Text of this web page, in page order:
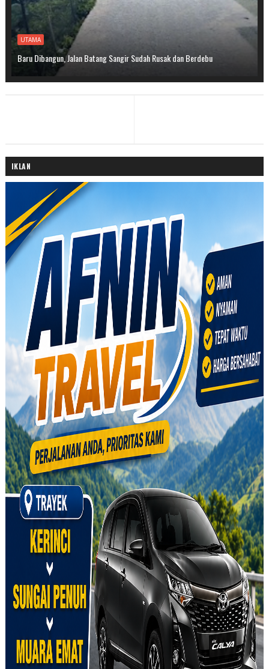
UTAMA
Baru Dibangun, Jalan Batang Sangir Sudah Rusak dan Berdebu
IKLAN